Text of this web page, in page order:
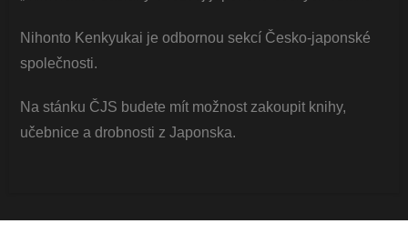
Nihonto Kenkyukai je odbornou sekcí Česko-japonské
společnosti.
Na stánku ČJS budete mít možnost zakoupit knihy,
učebnice a drobnosti z Japonska.